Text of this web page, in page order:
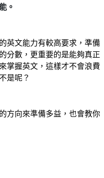
。
英文能力有較高要求， 準備
分數，更重要的是能夠真正
掌握英文，這樣才不會浪費
是呢？
方向來準備多益，也會教你